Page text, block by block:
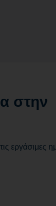
στην
εργάσιμες